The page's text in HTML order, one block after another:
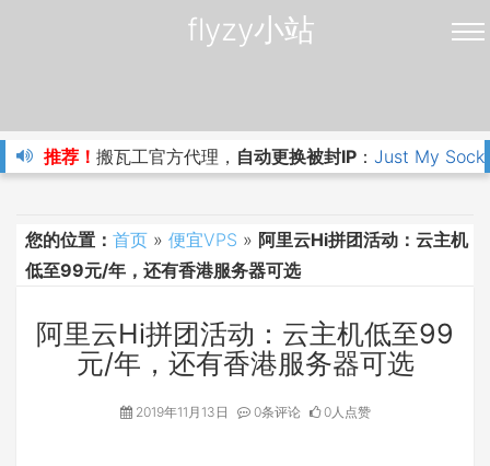
flyzy小站
推荐！ 搬瓦工官方代理， 自动更换被封IP ： Just My
您的位置： 首页 » 便宜VPS » 阿里云Hi拼团活动：云主机
低至99元/年，还有香港服务器可选
阿里云Hi拼团活动：云主机低至99
元/年，还有香港服务器可选
2019年11月13日 0条评论 0人点赞